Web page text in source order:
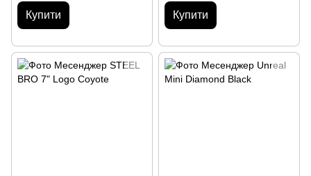
Купити Купити